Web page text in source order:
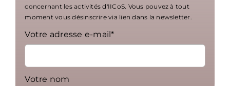
concernant les activités d'IICoS. Vous pouvez à tout
moment vous désinscrire via lien dans la newsletter.
Votre adresse e-mail*
Votre nom